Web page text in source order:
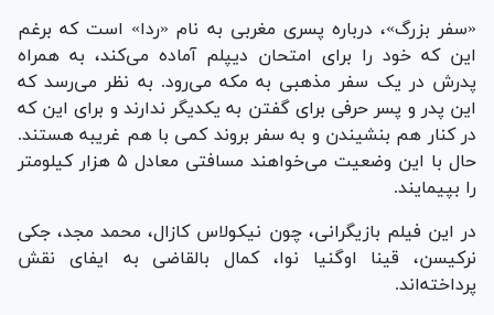
«سفر بزرگ»، درباره پسری مغربی به نام «ردا» است که برغم
این که خود را برای امتحان دیپلم آماده می‌کند، به همراه
پدرش در یک سفر مذهبی به مکه می‌رود. به نظر می‌رسد که
این پدر و پسر حرفی برای گفتن به یکدیگر ندارند و برای این که
در کنار هم بنشیندن و به سفر بروند کمی با هم غریبه هستند.
حال با این وضعیت می‌خواهند مسافتی معادل ۵ هزار کیلومتر
را بپیمایند.
در این فیلم بازیگرانی، چون نیکولاس کازال، محمد مجد، جکی
نرکیسن، قینا اوگنیا نوا، کمال بالقاضی به ایفای نقش
پرداخته‌اند.